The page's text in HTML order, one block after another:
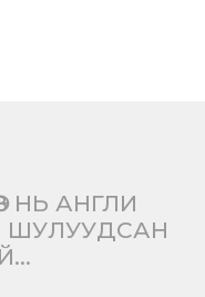
НЬ АНГЛИ
ШУЛУУДСАН